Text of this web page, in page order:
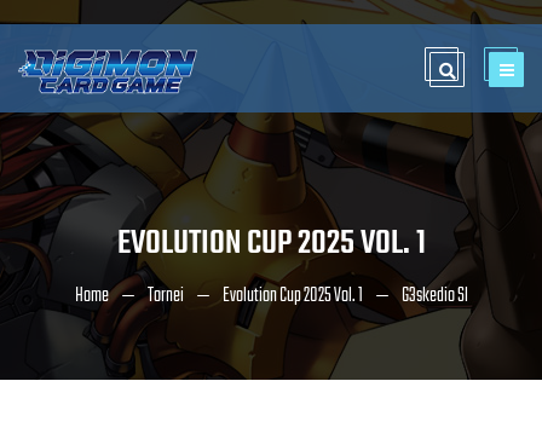
EVOLUTION CUP 2025 VOL. 1
Home Tornei Evolution Cup 2025 Vol. 1 G3skedio Sl